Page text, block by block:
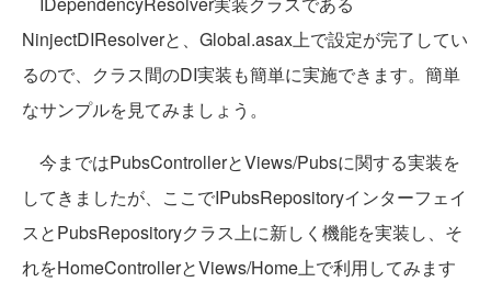
NinjectDIResolverと、Global.asax上で設定が完了してい
るので、クラス間のDI実装も簡単に実施できます。簡単
なサンプルを見てみましょう。
今まではPubsControllerとViews/Pubsに関する実装を
してきましたが、ここでIPubsRepositoryインターフェイ
スとPubsRepositoryクラス上に新しく機能を実装し、そ
れをHomeControllerとViews/Home上で利用してみます